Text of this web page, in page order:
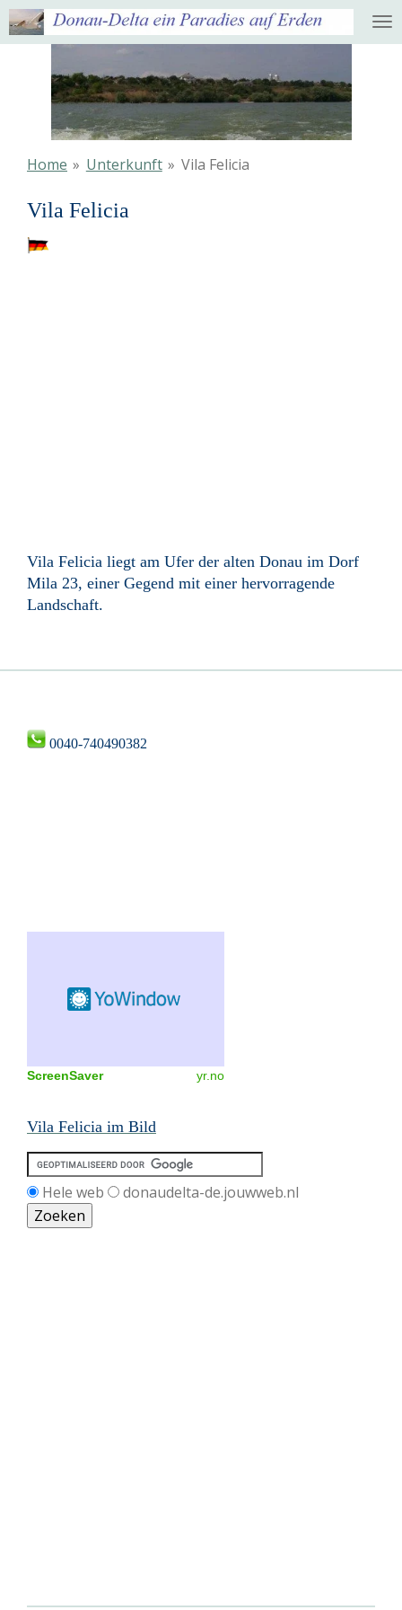
Ga
direct
hoofdinhoud
Home » Unterkunft » Vila Felicia
Vila Felicia
Vila Felicia liegt am Ufer der alten Donau im Dorf
Mila 23, einer Gegend mit einer hervorragende
Landschaft.
0040-740490382
ScreenSaver yr.no
Vila Felicia im Bild
Hele web donaudelta-de.jouwweb.nl